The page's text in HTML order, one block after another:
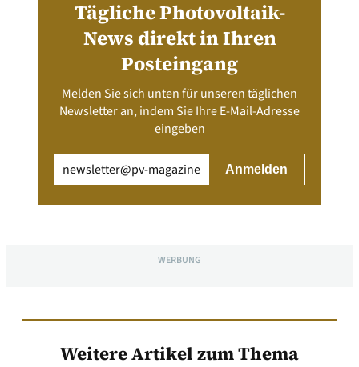
Tägliche Photovoltaik-
News direkt in Ihren
Posteingang
Melden Sie sich unten für unseren täglichen
Newsletter an, indem Sie Ihre E-Mail-Adresse
eingeben
(erforderlich)
WERBUNG
Weitere Artikel zum Thema